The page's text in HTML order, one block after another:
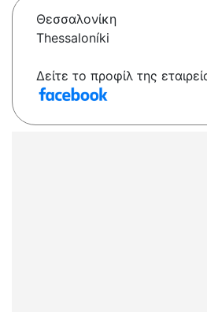
Θεσσαλονίκη
Thessaloníki
Δείτε το προφίλ της